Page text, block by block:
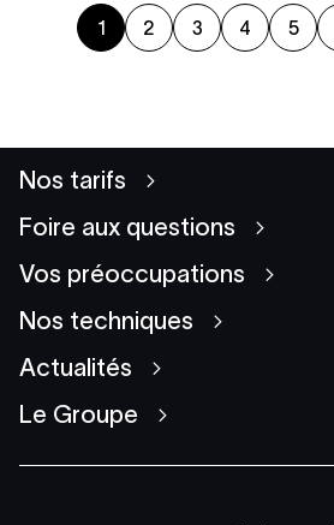
Page courante
1 Page
2 Page
3 Page
4 Page
5
Nos tarifs
Foire aux questions
Vos préoccupations
Nos techniques
Actualités
Le Groupe